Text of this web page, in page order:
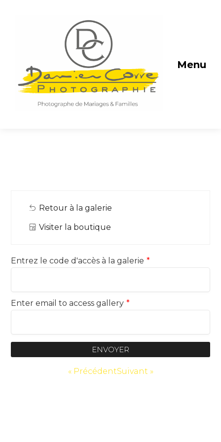
Menu
Retour à la galerie
Visiter la boutique
Entrez le code d'accès à la galerie *
Enter email to access gallery *
ENVOYER
« PrécédentSuivant »